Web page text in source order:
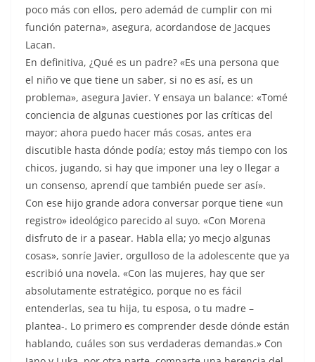
poco más con ellos, pero ademád de cumplir con mi
función paterna», asegura, acordandose de Jacques
Lacan.
En definitiva, ¿Qué es un padre? «Es una persona que
el niño ve que tiene un saber, si no es así, es un
problema», asegura Javier. Y ensaya un balance: «Tomé
conciencia de algunas cuestiones por las críticas del
mayor; ahora puedo hacer más cosas, antes era
discutible hasta dónde podía; estoy más tiempo con los
chicos, jugando, si hay que imponer una ley o llegar a
un consenso, aprendí que también puede ser así».
Con ese hijo grande adora conversar porque tiene «un
registro» ideológico parecido al suyo. «Con Morena
disfruto de ir a pasear. Habla ella; yo mecjo algunas
cosas», sonríe Javier, orgulloso de la adolescente que ya
escribió una novela. «Con las mujeres, hay que ser
absolutamente estratégico, porque no es fácil
entenderlas, sea tu hija, tu esposa, o tu madre –
plantea-. Lo primero es comprender desde dónde están
hablando, cuáles son sus verdaderas demandas.» Con